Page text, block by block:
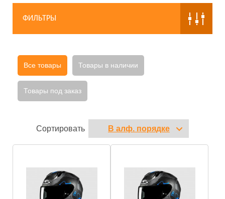
ФИЛЬТРЫ
Все товары Товары в наличии
Товары под заказ
Сортировать